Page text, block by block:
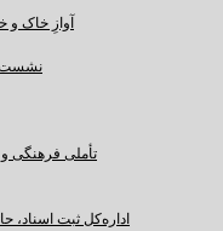
آوازِ خاک و خون؛ پژواک
نشست
تأملی فرهنگی
اداره‌کل ثبت اسناد،